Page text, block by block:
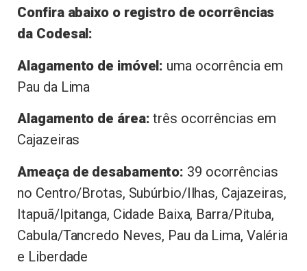
Confira abaixo o registro de ocorrências
da Codesal:
Alagamento de imóvel: uma ocorrência em
Pau da Lima
Alagamento de área: três ocorrências em
Cajazeiras
Ameaça de desabamento: 39 ocorrências
no Centro/Brotas, Subúrbio/Ilhas, Cajazeiras,
Itapuã/Ipitanga, Cidade Baixa, Barra/Pituba,
Cabula/Tancredo Neves, Pau da Lima, Valéria
e Liberdade